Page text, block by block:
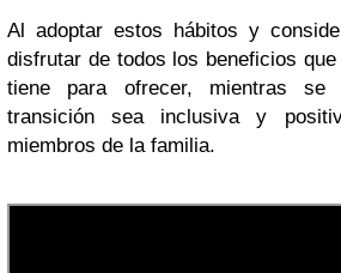
Al adoptar estos hábitos y
disfrutar de todos los beneficios
tiene para ofrecer, mientras se
transición sea inclusiva y
miembros de la familia.